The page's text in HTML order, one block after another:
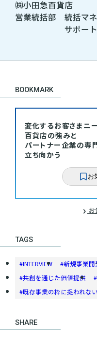
㈱小田急百貨店
営業統括部 統括マ
サポートリー
BOOKMARK
変化するお客さまニー
百貨店の強みと
パートナー企業の専
立ち向かう
お
TAGS
#INTERVIEW #新規事業開
#共創を通じた価値提供
#既存事業の枠に捉われな
SHARE